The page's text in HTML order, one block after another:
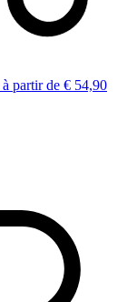
à partir de € 54,90